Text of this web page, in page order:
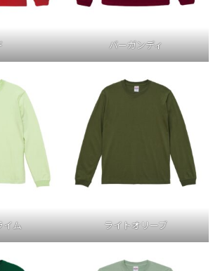
バーガンディ
イム ライトオリーブ